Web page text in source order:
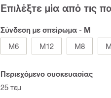
Επιλέξτε μία από τις
Σύνδεση με σπείρωμα - Μ
M6
M12 Μ8
Περιεχόμενο συσκευασίας
25 τεμ